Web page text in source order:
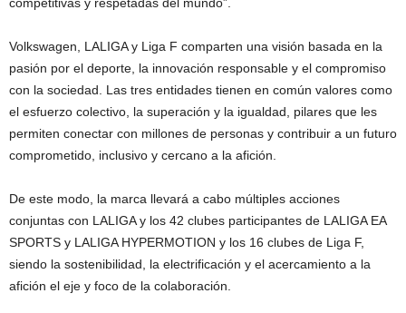
Volkswagen, LALIGA y Liga F comparten una visión basada en la
pasión por el deporte, la innovación responsable y el compromiso
con la sociedad. Las tres entidades tienen en común valores como
el esfuerzo colectivo, la superación y la igualdad, pilares que les
permiten conectar con millones de personas y contribuir a un futuro
comprometido, inclusivo y cercano a la afición.
De este modo, la marca llevará a cabo múltiples acciones
conjuntas con LALIGA y los 42 clubes participantes de LALIGA EA
SPORTS y LALIGA HYPERMOTION y los 16 clubes de Liga F,
siendo la sostenibilidad, la electrificación y el acercamiento a la
afición el eje y foco de la colaboración.